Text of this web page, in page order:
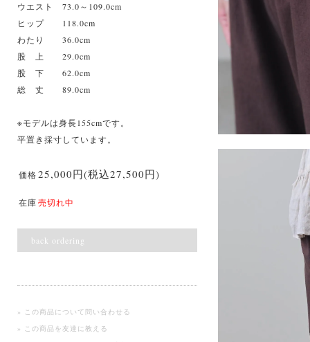
ウエスト 73.0～109.0cm
ヒップ 118.0cm
わたり 36.0cm
股 上 29.0cm
股 下 62.0cm
総 丈 89.0cm
※モデルは身長155cmです。
平置き採寸しています。
価格25,000円(税込27,500円)
在庫売切れ中
back ordering
» この商品について問い合わせる
» この商品を友達に教える